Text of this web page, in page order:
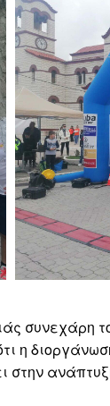
συνεχάρη
η